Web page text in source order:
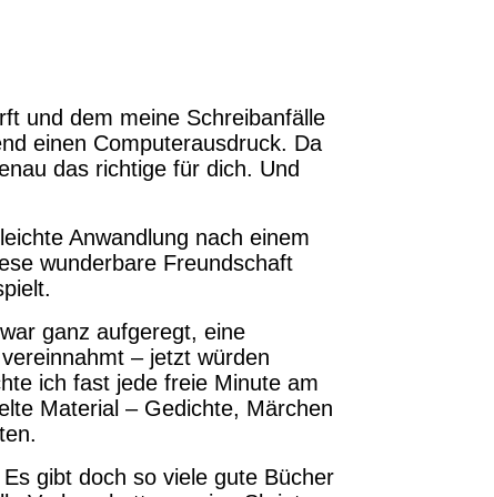
und dem meine Schreibanfälle
einen Computerausdruck. Da
das richtige für dich. Und
Anwandlung nach einem
wunderbare Freundschaft
ganz aufgeregt, eine
– jetzt würden
ich fast jede freie Minute am
Material – Gedichte, Märchen
gibt doch so viele gute Bücher